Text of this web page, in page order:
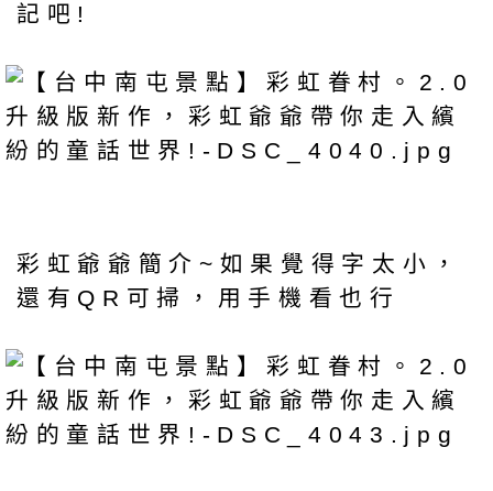
記吧!
彩虹爺爺簡介~如果覺得字太小，
還有QR可掃，用手機看也行